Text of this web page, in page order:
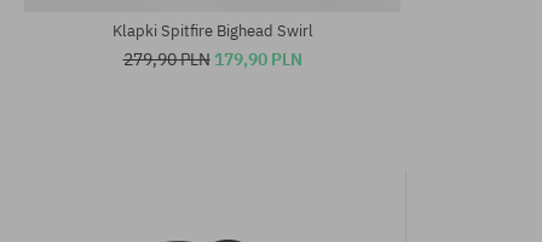
Klapki Spitfire Bighead Swirl
279,90 PLN 179,90 PLN